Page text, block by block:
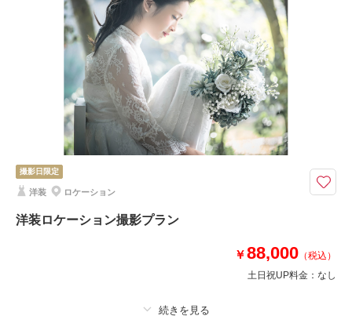
着付け ヘアメイク 小物一式
アルバム 30 P データ 400 カット 台紙付写真
衣装追加 会食 挙式
家族と撮影 家族用衣装レンタル ペットと撮影
その他含むもの
ブーケ・撮影小物・ロケ出張費・クリーニング代・選べる特典
初回ご来店&ご成約で20,000円OFF！+50,000円相当の特典付き！
アルバム30P・衣装・美容・ロケ出張費・撮影小物・クリーニング代等撮影
も選び放題で美容もチェンジし放題だから、安心！スタジオもロケーション
撮影日の空き
撮影日限定
洋装 ロケーション
洋装ロケーション撮影プラン
￥88,000 （税込）
土日祝UP料金： なし